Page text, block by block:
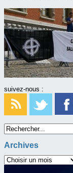
suivez-nous :
Archives